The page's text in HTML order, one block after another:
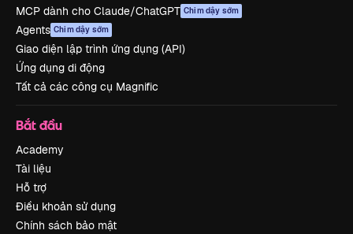
MCP dành cho Claude/ChatGPT Chim dậy sớm
Agents Chim dậy sớm
Giao diện lập trình ứng dụng (API)
Ứng dụng di động
Tất cả các công cụ Magnific
Bắt đầu
Academy
Tài liệu
Hỗ trợ
Điều khoản sử dụng
Chính sách bảo mật